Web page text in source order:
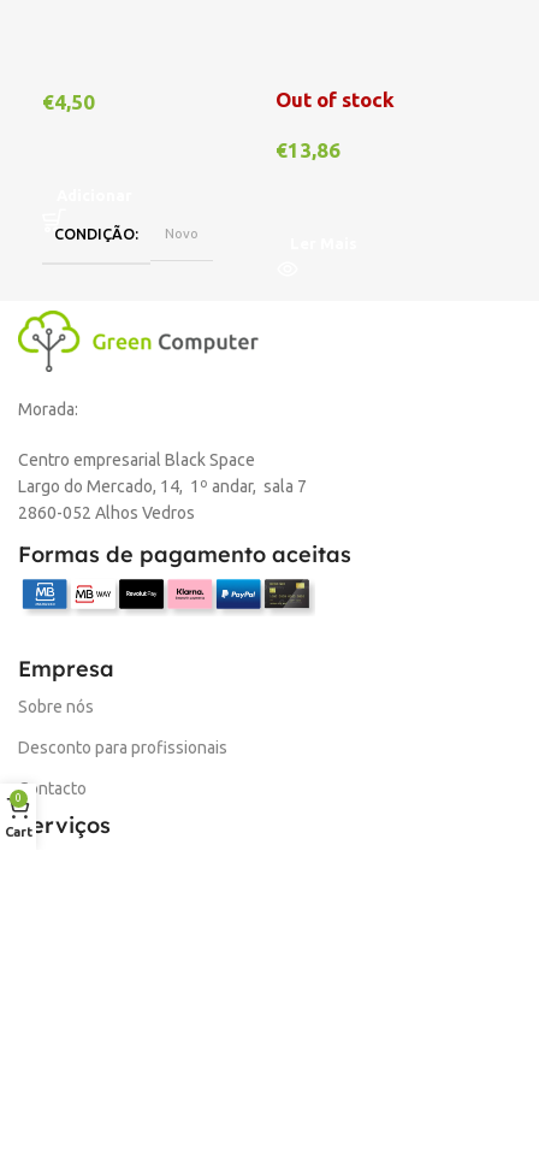
€4,50
CONDIÇÃO Novo
Out of stock
€13,86
Morada:
Centro empresarial Black Space
Largo do Mercado, 14, 1º andar, sala 7
2860-052 Alhos Vedros
Formas de pagamento aceitas
Empresa
Sobre nós
Desconto para profissionais
Contacto
Serviços
0
Cart